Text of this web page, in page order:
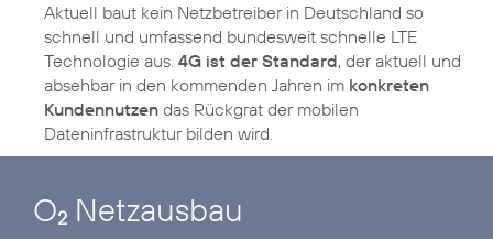
Aktuell baut kein Netzbetreiber in Deutschland so
schnell und umfassend bundesweit schnelle LTE
Technologie aus. 4G ist der Standard, der aktuell und
absehbar in den kommenden Jahren im konkreten
Kundennutzen das Rückgrat der mobilen
Dateninfrastruktur bilden wird.
O2 Netzausbau